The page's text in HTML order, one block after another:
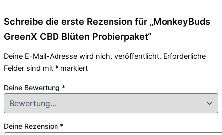
Schreibe die erste Rezension für „MonkeyBuds
GreenX CBD Blüten Probierpaket“
Deine E-Mail-Adresse wird nicht veröffentlicht. Erforderliche
Felder sind mit * markiert
Deine Bewertung *
Deine Rezension *